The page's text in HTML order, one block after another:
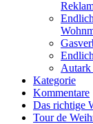
Autark
Kategorie
Kommentare
Das richtige
Tour de